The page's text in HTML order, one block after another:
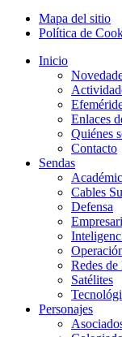
Mapa del sitio
Política de
Inicio
Enlaces
Quiénes
Contacto
Sendas
Cables
Defensa
Redes
Satélites
Personajes